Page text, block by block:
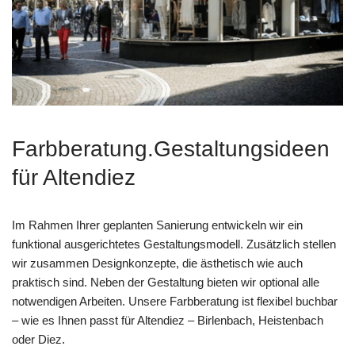
Farbberatung.Gestaltungsideen
für Altendiez
Im Rahmen Ihrer geplanten Sanierung entwickeln wir ein
funktional ausgerichtetes Gestaltungsmodell. Zusätzlich stellen
wir zusammen Designkonzepte, die ästhetisch wie auch
praktisch sind. Neben der Gestaltung bieten wir optional alle
notwendigen Arbeiten. Unsere Farbberatung ist flexibel buchbar
– wie es Ihnen passt für Altendiez – Birlenbach, Heistenbach
oder Diez.